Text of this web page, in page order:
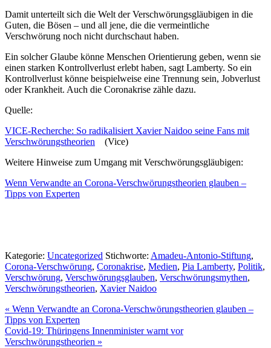
Damit unterteilt sich die Welt der Verschwörungsgläubigen in die
Guten, die Bösen – und all jene, die die vermeintliche
Verschwörung noch nicht durchschaut haben.
Ein solcher Glaube könne Menschen Orientierung geben, wenn sie
einen starken Kontrollverlust erlebt haben, sagt Lamberty. So ein
Kontrollverlust könne beispielweise eine Trennung sein, Jobverlust
oder Krankheit. Auch die Coronakrise zähle dazu.
Quelle:
VICE-Recherche: So radikalisiert Xavier Naidoo seine Fans mit
Verschwörungstheorien (Vice)
Weitere Hinweise zum Umgang mit Verschwörungsgläubigen:
Wenn Verwandte an Corona-Verschwörungstheorien glauben –
Tipps von Experten
Kategorie: Uncategorized Stichworte: Amadeu-Antonio-Stiftung,
Corona-Verschwörung, Coronakrise, Medien, Pia Lamberty, Politik,
Verschwörung, Verschwörungsglauben, Verschwörungsmythen,
Verschwörungstheorien, Xavier Naidoo
Vorheriger
Beitrag:
« Wenn Verwandte an Corona-Verschwörungstheorien glauben –
Tipps von Experten
Nächster
Beitrag:
Covid-19: Thüringens Innenminister warnt vor
Verschwörungstheorien »